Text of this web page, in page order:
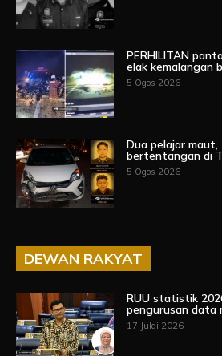
PERHILITAN
elak kemalangan
5 Ogos 2026
Dua pelajar
bertentangan di
5 Ogos 2026
DEWAN RAKYAT
RUU statistik
pengurusan data
17 Julai 2026